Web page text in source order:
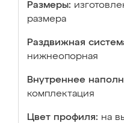
Размеры:
размера
Раздвижная
нижнеопорная
Внутреннее
комплектация
Цвет профиля: на